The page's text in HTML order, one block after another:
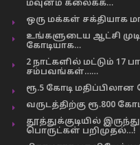
மவுனம் கலைக்க…
ஒரு மக்கள் சக்தியாக
உங்களுடைய ஆட்சி
கோடியாக…
2 நாட்களில் மட்டும்
சம்பவங்கள்……
ரூ.5 கோடி
வருடத்திற்கு ரூ.800
தூத்துக்குடியில்
பொருட்கள் பறிமுதல்…!